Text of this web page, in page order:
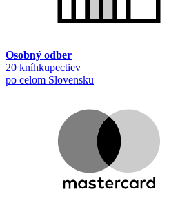
Osobný odber
20 kníhkupectiev
po celom Slovensku